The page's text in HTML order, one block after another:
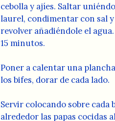
cebolla y ajíes. Saltar
laurel, condimentar con sal
revolver añadiéndole el
15 minutos.
Poner a calentar una
los bifes, dorar de cada lado.
Servir colocando sobre cada
alrededor las papas cocidas